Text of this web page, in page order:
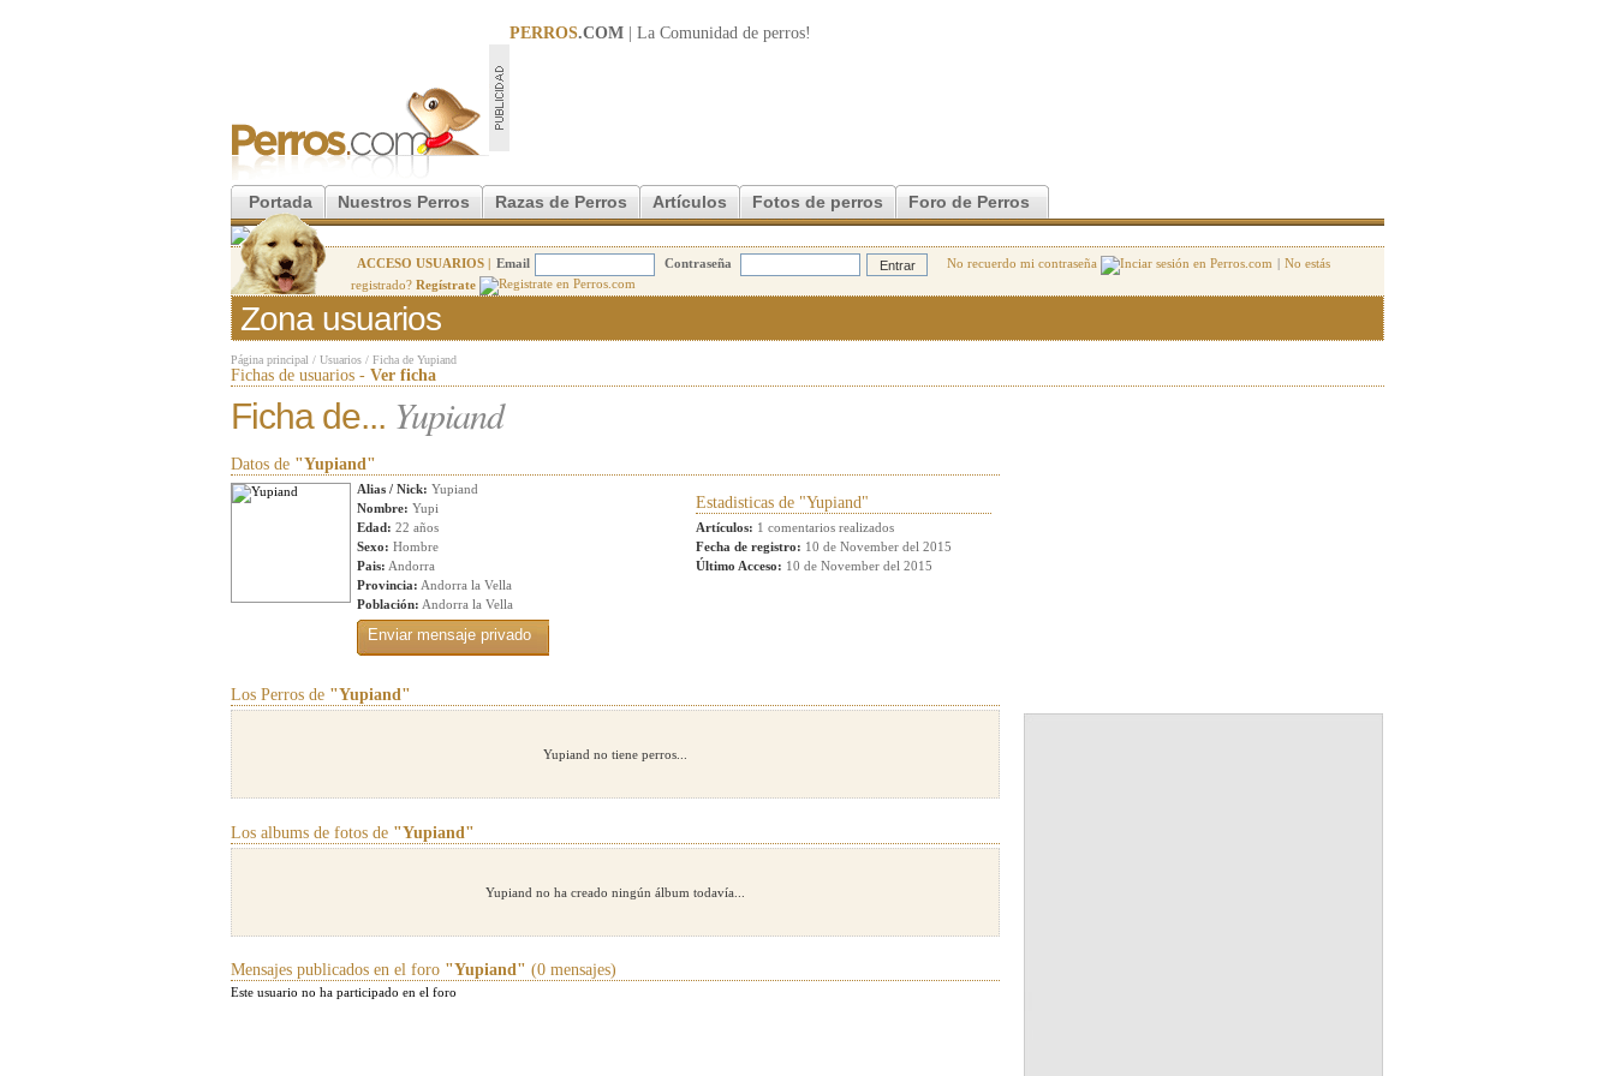
PERROS.COM | La Comunidad de perros!
Portada Nuestros Perros Razas de Perros Artículos Fotos de perros Foro de Perros
ACCESO USUARIOS | Email Contraseña No recuerdo mi contraseña | No estás
registrado? Regístrate
Zona usuarios
Página principal / Usuarios / Ficha de Yupiand
Fichas de usuarios - Ver ficha
Ficha de... Yupiand
Datos de "Yupiand"
Alias / Nick: Yupiand
Nombre: Yupi
Edad: 22 años
Sexo: Hombre
Pais: Andorra
Provincia: Andorra la Vella
Población: Andorra la Vella
Estadisticas de "Yupiand"
Artículos: 1 comentarios realizados
Fecha de registro: 10 de November del 2015
Último Acceso: 10 de November del 2015
Los Perros de "Yupiand"
Yupiand no tiene perros...
Los albums de fotos de "Yupiand"
Yupiand no ha creado ningún álbum todavía...
Mensajes publicados en el foro "Yupiand" (0 mensajes)
Este usuario no ha participado en el foro